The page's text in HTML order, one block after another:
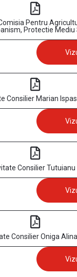
Pentru
Protectie Mediu
Consilier Marian
Consilier Tutuianu
Consilier Oniga